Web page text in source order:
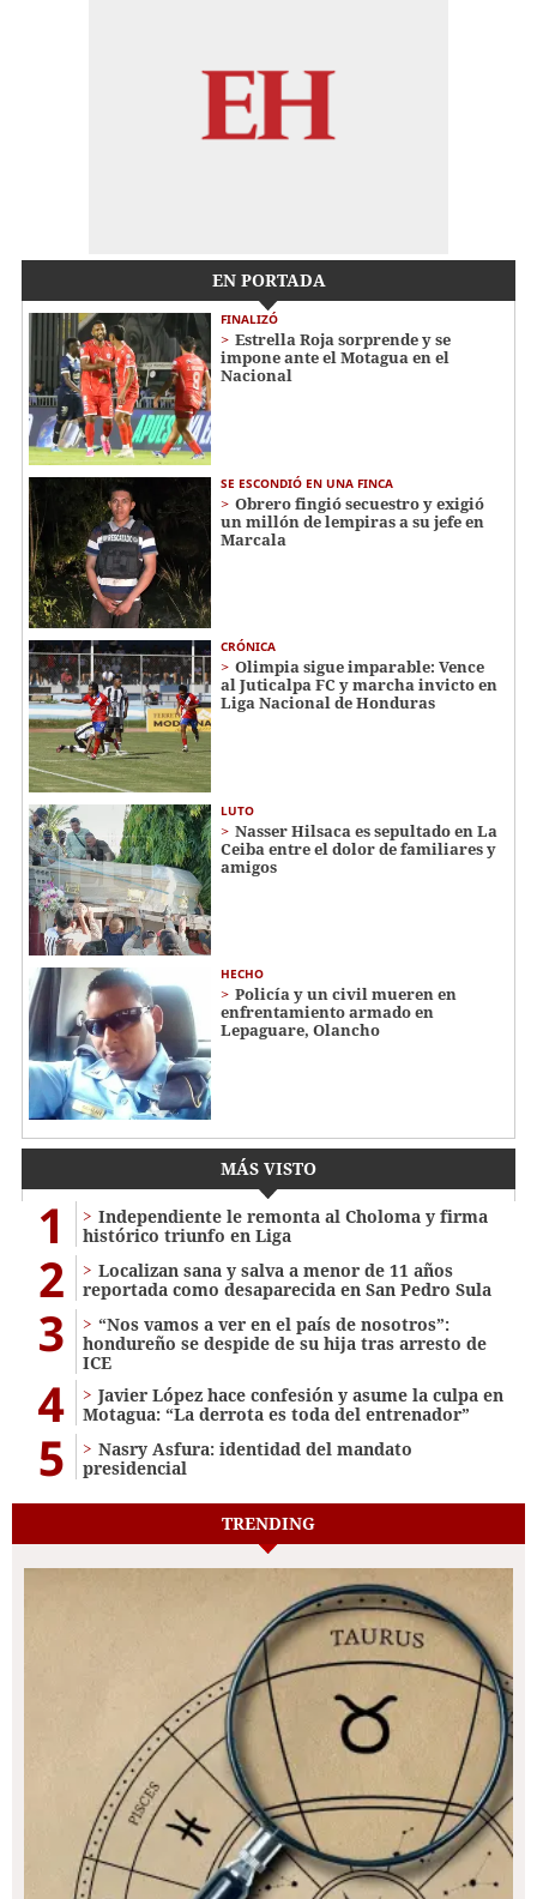
EN PORTADA
FINALIZÓ
Estrella Roja sorprende y se
impone ante el Motagua en el
Nacional
SE ESCONDIÓ EN UNA FINCA
Obrero fingió secuestro y exigió
un millón de lempiras a su jefe en
Marcala
CRÓNICA
Olimpia sigue imparable: Vence
al Juticalpa FC y marcha invicto en
Liga Nacional de Honduras
LUTO
Nasser Hilsaca es sepultado en La
Ceiba entre el dolor de familiares y
amigos
HECHO
Policía y un civil mueren en
enfrentamiento armado en
Lepaguare, Olancho
MÁS VISTO
1
Independiente le remonta al Choloma y firma
histórico triunfo en Liga
2
Localizan sana y salva a menor de 11 años
reportada como desaparecida en San Pedro Sula
3
“Nos vamos a ver en el país de nosotros”:
hondureño se despide de su hija tras arresto de
ICE
4
Javier López hace confesión y asume la culpa en
Motagua: “La derrota es toda del entrenador”
5
Nasry Asfura: identidad del mandato
presidencial
TRENDING